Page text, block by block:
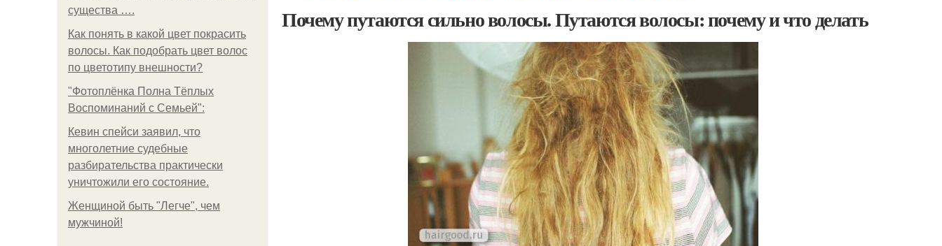
существа ….
Как понять в какой цвет покрасить
волосы. Как подобрать цвет волос
по цветотипу внешности?
"Фотоплёнка Полна Тёплых
Воспоминаний с Семьей":
Кевин спейси заявил, что
многолетние судебные
разбирательства практически
уничтожили его состояние.
Женщиной быть "Легче", чем
мужчиной!
Почему путаются сильно волосы. Путаются волосы: почему и что делать